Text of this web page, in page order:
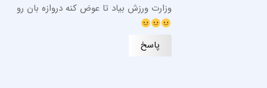
وزارت ورزش بیاد تا عوض کنه دروازه بان رو
پاسخ